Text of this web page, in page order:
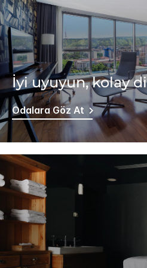
İyi uyuyun, kolay
Odalara Göz At